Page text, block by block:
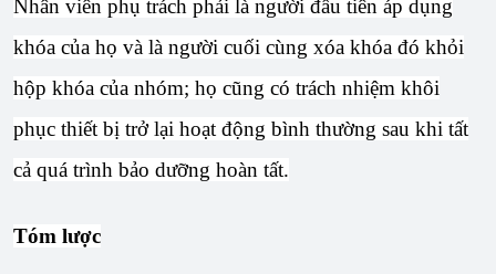
Nhân viên phụ trách phải là người đầu tiên áp dụng
khóa của họ và là người cuối cùng xóa khóa đó khỏi
hộp khóa của nhóm; họ cũng có trách nhiệm khôi
phục thiết bị trở lại hoạt động bình thường sau khi tất
cả quá trình bảo dưỡng hoàn tất.
Tóm lược